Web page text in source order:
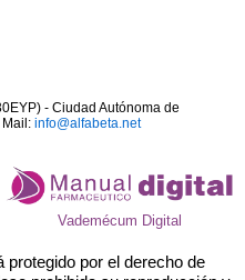
- Ciudad Autónoma de
Mail: info@alfabeta.net
Vademécum Digital
protegido por el derecho de